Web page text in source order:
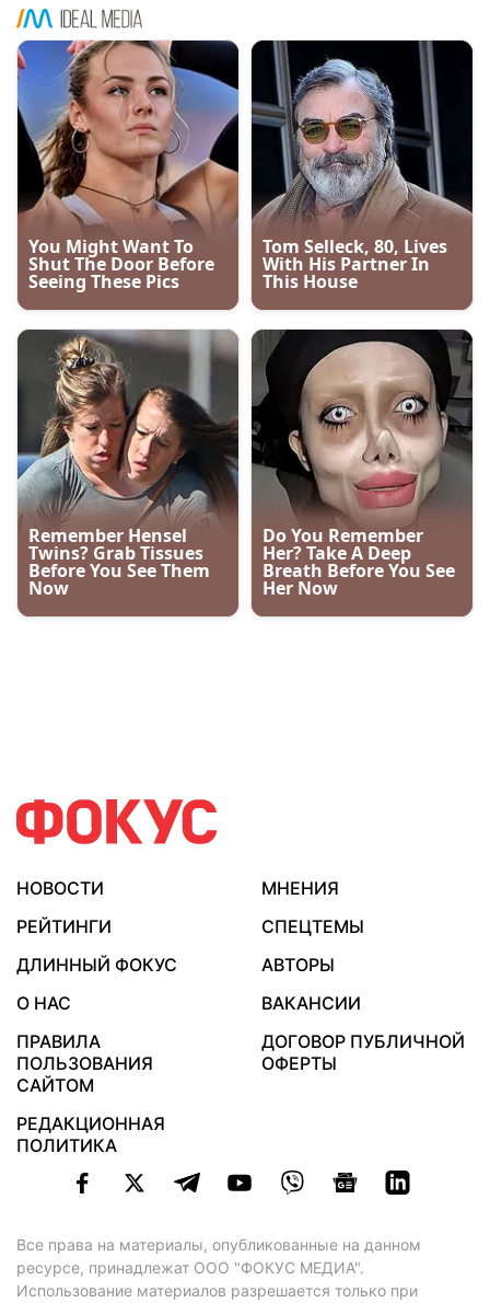
НОВОСТИ
МНЕНИЯ
РЕЙТИНГИ
СПЕЦТЕМЫ
ДЛИННЫЙ ФОКУС
АВТОРЫ
О НАС
ВАКАНСИИ
ПРАВИЛА
ПОЛЬЗОВАНИЯ
САЙТОМ
ДОГОВОР ПУБЛИЧНОЙ
ОФЕРТЫ
РЕДАКЦИОННАЯ
ПОЛИТИКА
Все права на материалы, опубликованные на данном
ресурсе, принадлежат ООО "ФОКУС МЕДИА".
Использование материалов разрешается только при